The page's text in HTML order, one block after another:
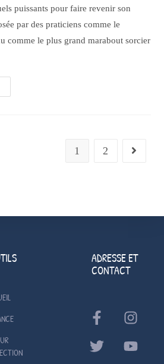
puissants pour faire revenir son
par des praticiens comme le
comme le plus grand marabout sorcier
1 2
ADRESSE ET
CONTACT